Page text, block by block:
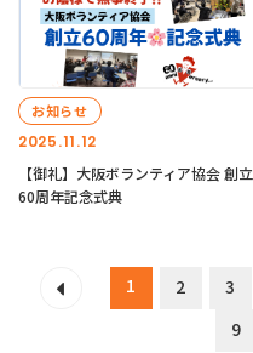
2025.11.12
お知らせ
【御礼】大阪ボランティア協会 創立
60周年記念式典
1 2 3
9